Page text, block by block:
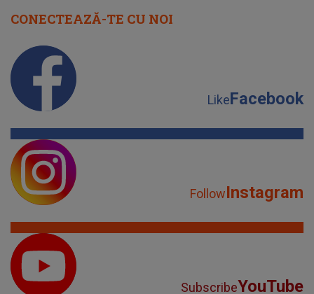
CONECTEAZĂ-TE CU NOI
LikeFacebook
FollowInstagram
SubscribeYouTube